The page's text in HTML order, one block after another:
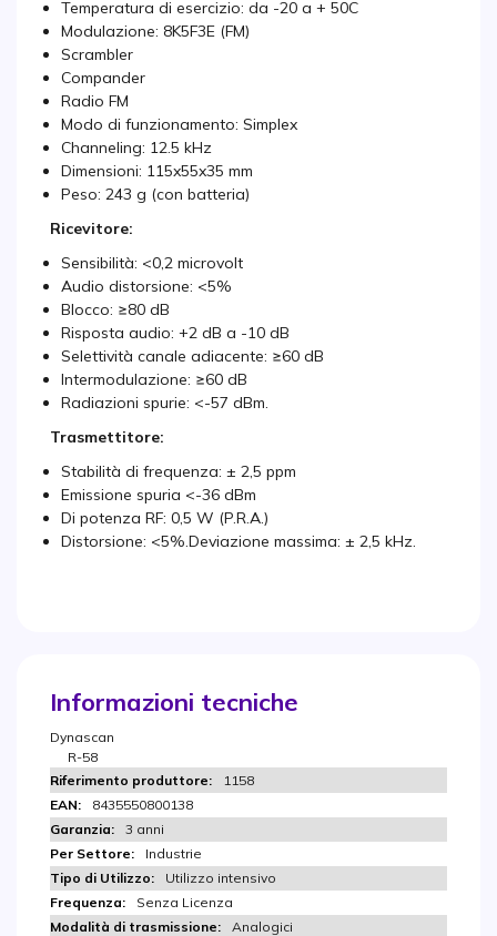
Temperatura di esercizio: da -20 a + 50C
Modulazione: 8K5F3E (FM)
Scrambler
Compander
Radio FM
Modo di funzionamento: Simplex
Channeling: 12.5 kHz
Dimensioni: 115x55x35 mm
Peso: 243 g (con batteria)
Ricevitore:
Sensibilità: <0,2 microvolt
Audio distorsione: <5%
Blocco: ≥80 dB
Risposta audio: +2 dB a -10 dB
Selettività canale adiacente: ≥60 dB
Intermodulazione: ≥60 dB
Radiazioni spurie: <-57 dBm.
Trasmettitore:
Stabilità di frequenza: ± 2,5 ppm
Emissione spuria <-36 dBm
Di potenza RF: 0,5 W (P.R.A.)
Distorsione: <5%.Deviazione massima: ± 2,5 kHz.
Informazioni tecniche
Dynascan
R-58
1158
8435550800138
3 anni
Industrie
Utilizzo intensivo
Senza Licenza
Analogici